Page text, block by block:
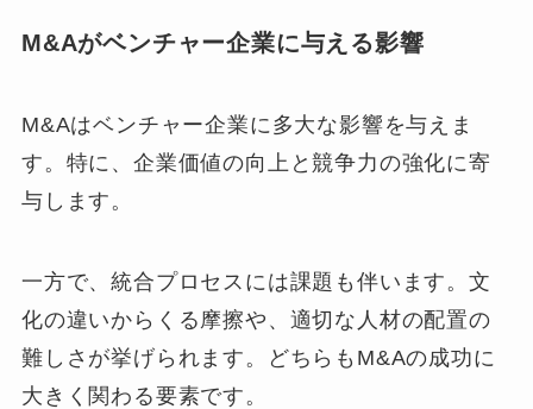
M&Aがベンチャー企業に与える影響
M&Aはベンチャー企業に多大な影響を与えま
す。特に、企業価値の向上と競争力の強化に寄
与します。
一方で、統合プロセスには課題も伴います。文
化の違いからくる摩擦や、適切な人材の配置の
難しさが挙げられます。どちらもM&Aの成功に
大きく関わる要素です。